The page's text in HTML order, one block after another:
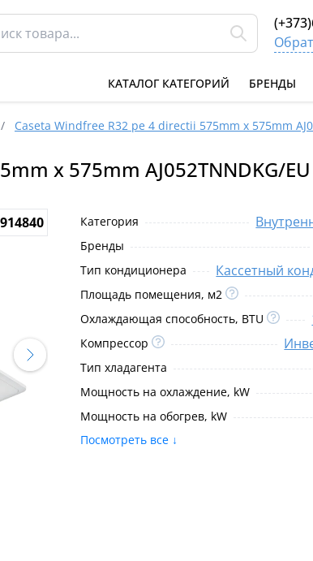
КАТАЛОГ КАТЕГОРИЙ БРЕНДЫ
/ Caseta Windfree R32 pe 4 directii 575mm x 575mm
x 575mm AJ052TNNDKG/EU
914840 Категория
Бренды
Тип кондиционера Кассетный
Площадь помещения, м2
Охлаждающая способность, BTU
Компрессор
Тип хладагента
Мощность на охлаждение, kW
Мощность на обогрев, kW
Посмотреть все ↓